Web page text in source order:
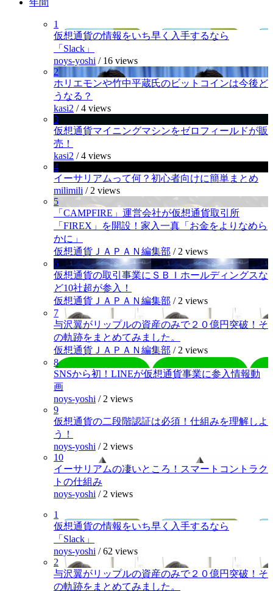
1
仮想通貨の情報をいち早く入手するなら
「Slack」
noys-yoshi / 16 views
2
ホリエモンや竹中平蔵氏のビットコインは今後ど
うなる？
kasi2 /4 views
3
仮想通貨マイニングマシンをゼロフィールドが販
売！
kasi2 /4 views
4
イーサリアムって何？初心者向けに簡単まとめ
milimili / 2 views
5
「CAMPFIRE」運営会社が仮想通貨取引所
「FIREX」を開設！家入一真「お金をよりなめら
かに」
仮想通貨ＪＡＰＡＮ編集部 / 2 views
6
仮想通貨の取引事業にＳＢＩホールディングスな
ど10社超が参入！
仮想通貨ＪＡＰＡＮ編集部 / 2 views
7
与沢翼がリップルの資産のみで２０億円突破！そ
の軌跡をまとめてみました。
仮想通貨ＪＡＰＡＮ編集部 / 2 views
8
SNSから初！LINEが仮想通貨事業に参入情報動
画
noys-yoshi / 2 views
9
仮想通貨の二段階認証は必須！仕組みを理解しよ
う！
noys-yoshi / 2 views
10
イーサリアムの凄いところ！スマートコントラク
トの仕組み
noys-yoshi / 2 views
1
仮想通貨の情報をいち早く入手するなら
「Slack」
noys-yoshi /62 views
2
与沢翼がリップルの資産のみで２０億円突破！そ
の軌跡をまとめてみました。